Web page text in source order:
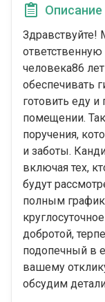
Описание
человека86
обеспечивать
готовить еду
помещении.
поручения,
и заботы.
включая тех,
будут
полным
добротой,
подопечный в
вашему
обсудим